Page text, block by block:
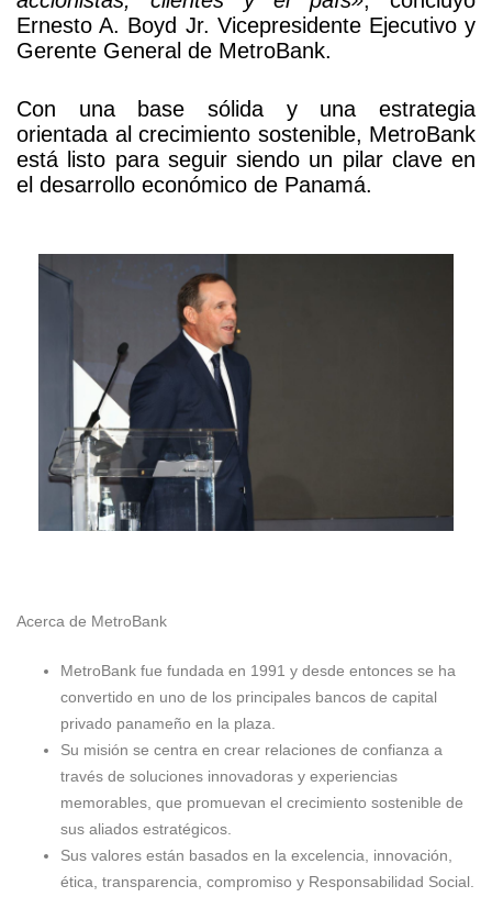
Ernesto A. Boyd Jr. Vicepresidente Ejecutivo y
Gerente General de MetroBank.
Con una base sólida y una estrategia
orientada al crecimiento sostenible, MetroBank
está listo para seguir siendo un pilar clave en
el desarrollo económico de Panamá.
Acerca de MetroBank
MetroBank fue fundada en 1991 y desde entonces se ha
convertido en uno de los principales bancos de capital
privado panameño en la plaza.
Su misión se centra en crear relaciones de confianza a
través de soluciones innovadoras y experiencias
memorables, que promuevan el crecimiento sostenible de
sus aliados estratégicos.
Sus valores están basados en la excelencia, innovación,
ética, transparencia, compromiso y Responsabilidad Social.